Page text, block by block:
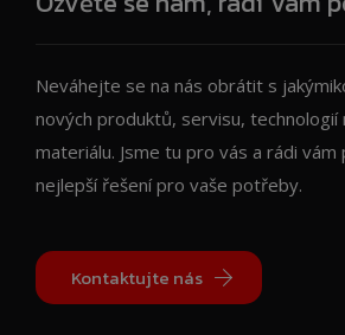
Neváhejte se na nás obrátit s
nových produktů, servisu,
materiálu. Jsme tu pro vás a rádi
nejlepší řešení pro vaše potřeby.
Kontaktujte nás